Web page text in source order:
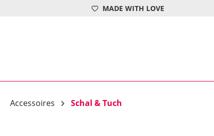
Zur Hauptnavigation springen
MADE WITH LOVE
Accessoires Schal & Tuch